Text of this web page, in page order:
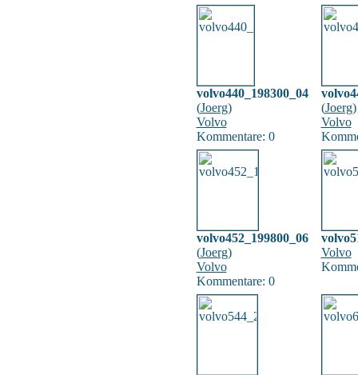
volvo440_198300_04
(Joerg)
Volvo
Kommentare: 0
(Joerg)
Volvo
volvo452_199800_06
(Joerg)
Volvo
Kommentare: 0
Volvo